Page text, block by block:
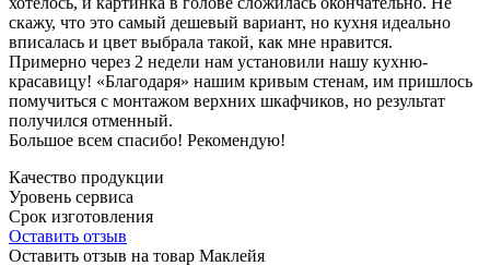
скажу, что это самый дешевый вариант, но кухня идеально
вписалась и цвет выбрала такой, как мне нравится.
Примерно через 2 недели нам установили нашу кухню-
красавицу! «Благодаря» нашим кривым стенам, им пришлось
помучиться с монтажом верхних шкафчиков, но результат
получился отменный.
Большое всем спасибо! Рекомендую!
Качество продукции
Уровень сервиса
Срок изготовления
Оставить отзыв
Оставить отзыв на товар Маклейя